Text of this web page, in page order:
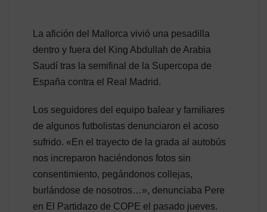
La afición del Mallorca vivió una pesadilla
dentro y fuera del King Abdullah de Arabia
Saudí tras la semifinal de la Supercopa de
España contra el Real Madrid.
Los seguidores del equipo balear y familiares
de algunos futbolistas denunciaron el acoso
sufrido. «En el trayecto de la grada al autobús
nos increparon haciéndonos fotos sin
consentimiento, pegándonos collejas,
burlándose de nosotros…», denunciaba Pere
en El Partidazo de COPE el pasado jueves.